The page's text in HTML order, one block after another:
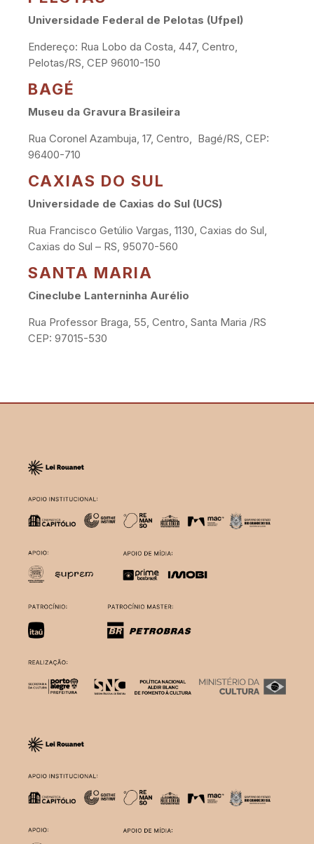
Universidade Federal de Pelotas (Ufpel)
Endereço: Rua Lobo da Costa, 447, Centro,
Pelotas/RS, CEP 96010-150
BAGÉ
Museu da Gravura Brasileira
Rua Coronel Azambuja, 17, Centro, Bagé/RS, CEP:
96400-710
CAXIAS DO SUL
Universidade de Caxias do Sul (UCS)
Rua Francisco Getúlio Vargas, 1130, Caxias do Sul,
Caxias do Sul – RS, 95070-560
SANTA MARIA
Cineclube Lanterninha Aurélio
Rua Professor Braga, 55, Centro, Santa Maria /RS
CEP: 97015-530